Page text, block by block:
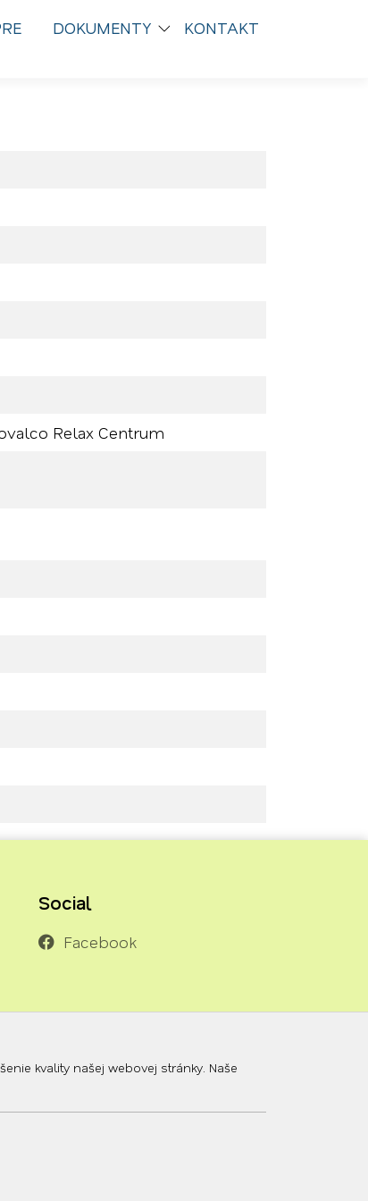
DOKUMENTY KONTAKT
Relax Centrum
kvality našej webovej stránky. Naše
Social
Facebook